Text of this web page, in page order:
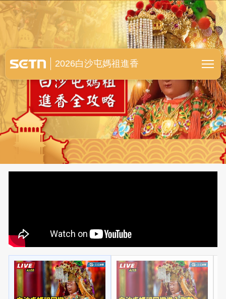
白沙屯媽祖進香全紀錄
2026白沙屯媽祖進香